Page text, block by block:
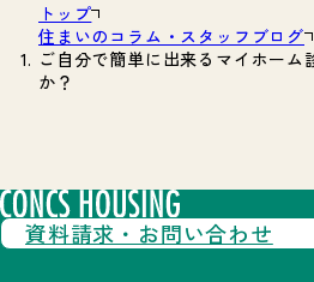
トップ
住まいのコラム・スタッフブログ
ご自分で簡単に出来るマイホーム
か？
資料請求・ お問い合わせ